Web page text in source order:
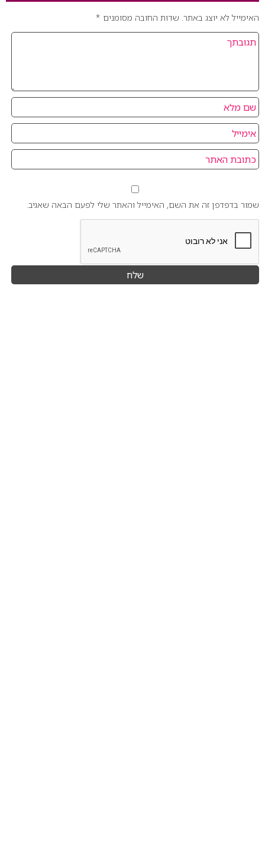
האימייל לא יוצג באתר. שדות החובה מסומנים *
שמור בדפדפן זה את השם, האימייל והאתר שלי לפעם הבאה שאגיב.